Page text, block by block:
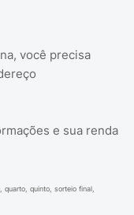
você precisa
e sua renda
quinto, sorteio final,